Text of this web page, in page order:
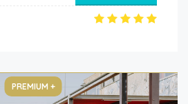
PREMIUM +